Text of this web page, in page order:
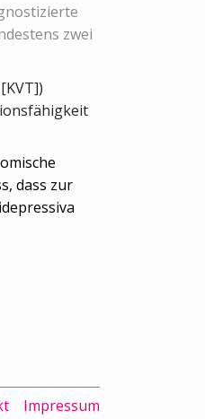
zwei
dass zur
Impressum